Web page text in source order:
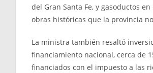
del Gran Santa Fe, y gasoductos
obras históricas que la provincia
La ministra también resaltó
financiamiento nacional, cerca de
financiados con el impuesto a las